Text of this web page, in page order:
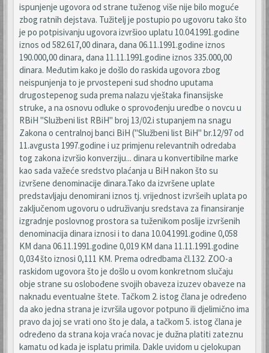
ispunjenje ugovora od strane tuženog više nije bilo moguće
zbog ratnih dejstava. Tužitelj je postupio po ugovoru tako što
je po potpisivanju ugovora izvršioo uplatu 10.04.1991.godine
iznos od 582.617,00 dinara, dana 06.11.1991.godine iznos
190.000,00 dinara, dana 11.11.1991.godine iznos 335.000,00
dinara. Međutim kako je došlo do raskida ugovora zbog
neispunjenja to je prvostepeni sud shodno uputama
drugostepenog suda prema nalazu vještaka finansijske
struke, a na osnovu odluke o sprovođenju uredbe o novcu u
RBiH "Službeni list RBiH" broj 13/02.i stupanjem na snagu
Zakona o centralnoj banci BiH ("Službeni list BiH" br.12/97 od
11.avgusta 1997.godine i uz primjenu relevantnih odredaba
tog zakona izvršio konverziju... dinara u konvertibilne marke
kao sada važeće sredstvo plaćanja u BiH nakon što su
izvršene denominacije dinara.Tako da izvršene uplate
predstavljaju denomirani iznos tj. vrijednost izvršeih uplata po
zaključenom ugovoru o udruživanju sredstava za finansiranje
izgradnje poslovnog prostora sa tuženikom poslije izvršenih
denominacija dinara iznosi i to dana 10.04.1991.godine 0,058
KM dana 06.11.1991.godine 0,019 KM dana 11.11.1991.godine
0,034 što iznosi 0,111 KM. Prema odredbama čl.132. ZOO-a
raskidom ugovora što je došlo u ovom konkretnom slučaju
obje strane su oslobođene svojih obaveza izuzev obaveze na
naknadu eventualne štete. Tačkom 2. istog člana je određeno
da ako jedna strana je izvršila ugovor potpuno ili djelimično ima
pravo da joj se vrati ono što je dala, a tačkom 5. istog člana je
određeno da strana koja vraća novac je dužna platiti zateznu
kamatu od kada je isplatu primila. Dakle uvidom u cjelokupan